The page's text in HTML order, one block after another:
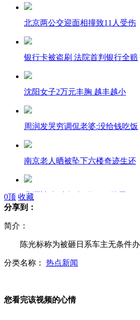
北京两公交迎面相撞致11人受伤
银行卡被盗刷 法院首判银行全赔
沈阳女子2万元丰胸 越丰越小
周润发哭穷调侃老婆:没给钱吃饭
南京老人晒被坠下六楼奇迹生还
非洲袖珍“金银岛”住1500渔民
郭晶晶买嫁妆 千万豪宅变礼堂
男子账户突增1700万 银行称可随
持刀劫匪与女店员聊天被顾客吓跑
0顶 收藏
分享到：
简介：
陈光标称为被砸日系车主无条件办
分类名称： 热点新闻
您看完该视频的心情